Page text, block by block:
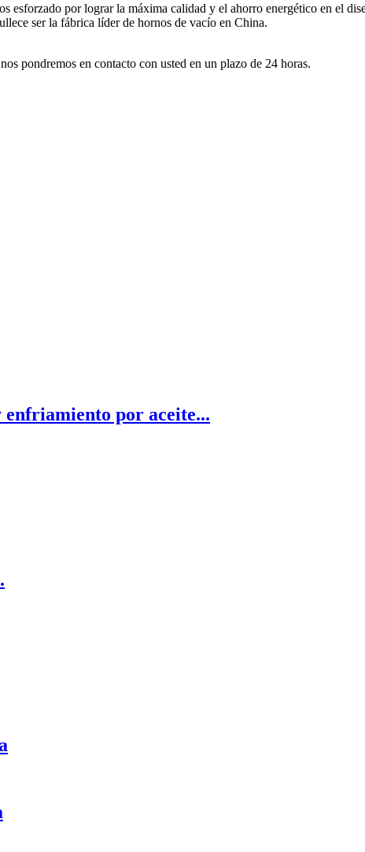
esforzado por lograr la máxima calidad y el ahorro energético en el
ser la fábrica líder de hornos de vacío en China.
pondremos en contacto con usted en un plazo de 24 horas.
enfriamiento por aceite...